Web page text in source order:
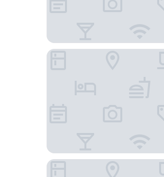
Vår Gård Saltsjöbaden
Waxholms Hotell